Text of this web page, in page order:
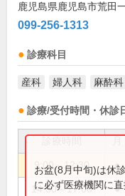
鹿児島県鹿児島市荒田
099-256-1313
診療科目
産科 婦人科 麻酔科
診療/受付時間・休診
9:00～12:30 ●
14:30～17:00 ●
お盆(8月中旬)は休
に必ず医療機関に直